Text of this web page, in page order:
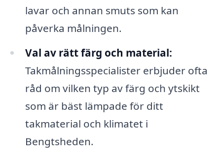
lavar och annan smuts som kan
påverka målningen.
Val av rätt färg och material:
Takmålningsspecialister erbjuder ofta
råd om vilken typ av färg och ytskikt
som är bäst lämpade för ditt
takmaterial och klimatet i
Bengtsheden.